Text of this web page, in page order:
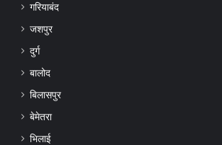
गरियाबंद
जशपुर
दुर्ग
बालोद
बिलासपुर
बेमेतरा
भिलाई